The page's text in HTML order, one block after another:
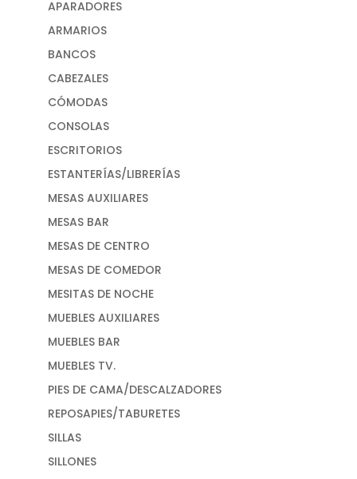
APARADORES
ARMARIOS
BANCOS
CABEZALES
CÓMODAS
CONSOLAS
ESCRITORIOS
ESTANTERÍAS/LIBRERÍAS
MESAS AUXILIARES
MESAS BAR
MESAS DE CENTRO
MESAS DE COMEDOR
MESITAS DE NOCHE
MUEBLES AUXILIARES
MUEBLES BAR
MUEBLES TV.
PIES DE CAMA/DESCALZADORES
REPOSAPIES/TABURETES
SILLAS
SILLONES